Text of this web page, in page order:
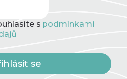
s podmínkami
se